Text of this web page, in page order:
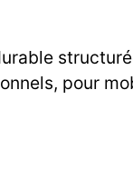
pour